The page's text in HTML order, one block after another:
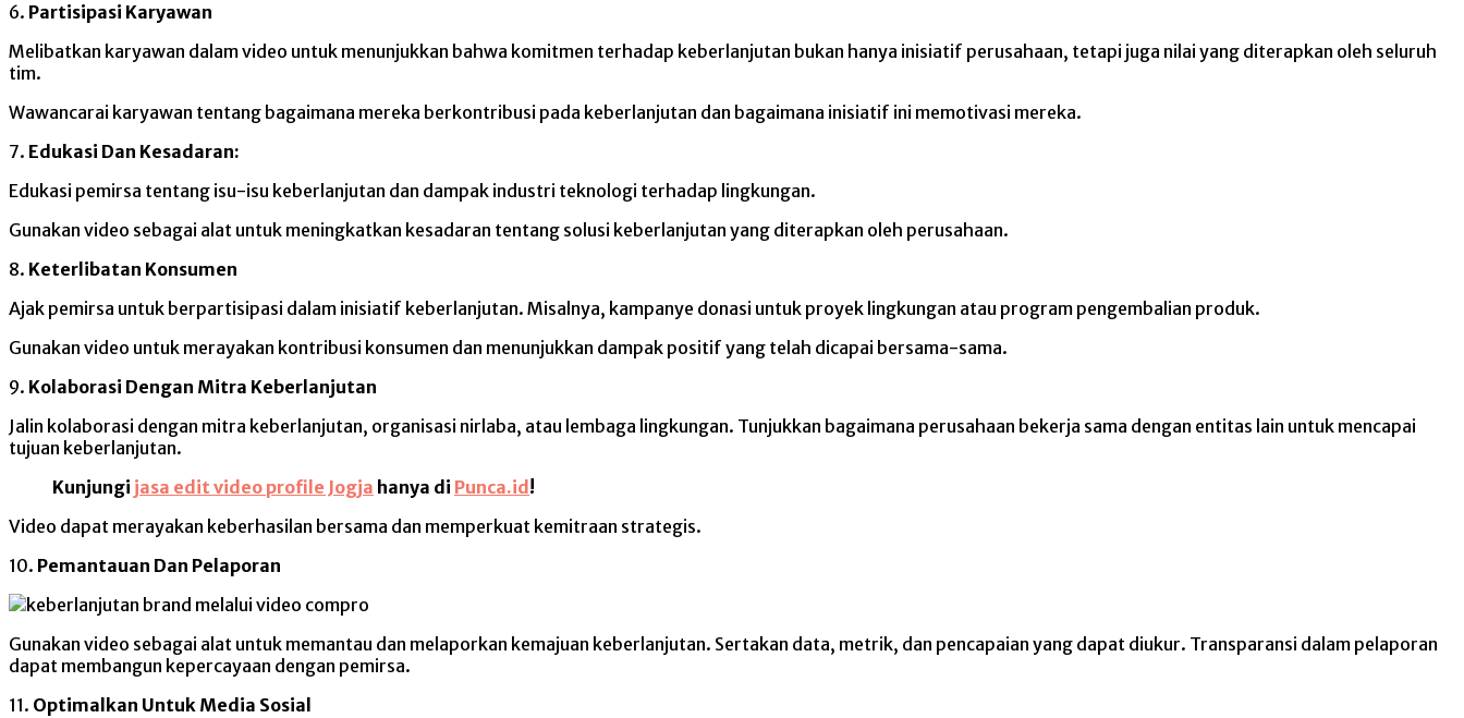
6. Partisipasi Karyawan
Melibatkan karyawan dalam video untuk menunjukkan bahwa komitmen terhadap keberlanjutan bukan hanya inisiatif perusahaan, tetapi juga nilai yang diterapkan oleh seluruh
tim.
Wawancarai karyawan tentang bagaimana mereka berkontribusi pada keberlanjutan dan bagaimana inisiatif ini memotivasi mereka.
7. Edukasi Dan Kesadaran:
Edukasi pemirsa tentang isu-isu keberlanjutan dan dampak industri teknologi terhadap lingkungan.
Gunakan video sebagai alat untuk meningkatkan kesadaran tentang solusi keberlanjutan yang diterapkan oleh perusahaan.
8. Keterlibatan Konsumen
Ajak pemirsa untuk berpartisipasi dalam inisiatif keberlanjutan. Misalnya, kampanye donasi untuk proyek lingkungan atau program pengembalian produk.
Gunakan video untuk merayakan kontribusi konsumen dan menunjukkan dampak positif yang telah dicapai bersama-sama.
9. Kolaborasi Dengan Mitra Keberlanjutan
Jalin kolaborasi dengan mitra keberlanjutan, organisasi nirlaba, atau lembaga lingkungan. Tunjukkan bagaimana perusahaan bekerja sama dengan entitas lain untuk mencapai
tujuan keberlanjutan.
Kunjungi jasa edit video profile Jogja hanya di Punca.id !
Video dapat merayakan keberhasilan bersama dan memperkuat kemitraan strategis.
10. Pemantauan Dan Pelaporan
Gunakan video sebagai alat untuk memantau dan melaporkan kemajuan keberlanjutan. Sertakan data, metrik, dan pencapaian yang dapat diukur. Transparansi dalam pelaporan
dapat membangun kepercayaan dengan pemirsa.
11. Optimalkan Untuk Media Sosial